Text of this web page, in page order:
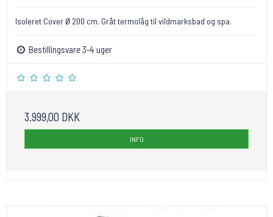
Isoleret Cover Ø 200 cm. Gråt termolåg til vildmarksbad og spa.
Bestillingsvare 3-4 uger
3.999,00 DKK
INFO